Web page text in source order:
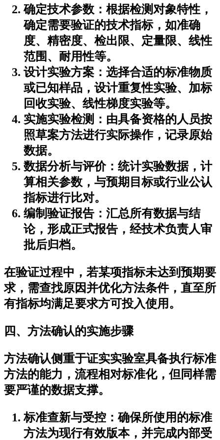
确定技术参数：根据检测对象特性，
确定需要验证的技术指标，如准确
度、精密度、检出限、定量限、线性
范围、耐用性等。
设计实验方案：选择合适的标准物质
或已知样品，设计重复性实验、加标
回收实验、线性梯度实验等。
实施实验检测：由具备资格的人员按
照草案方法进行实际操作，记录原始
数据。
数据分析与评价：统计实验数据，计
算相关参数，与预期目标或行业公认
指标进行比对。
编制验证报告：汇总所有数据与结
论，形成正式报告，经技术负责人审
批后归档。
在验证过程中，若某项指标未达到预期要
求，需查找原因并优化方法条件，直至所
有指标均满足要求方可投入使用。
四、方法确认的实施步骤
方法确认侧重于证实实验室具备执行标准
方法的能力，流程相对标准化，但同样需
要严谨的数据支撑。
标准查新与受控：确保所使用的标准
方法为现行有效版本，并完成内部受